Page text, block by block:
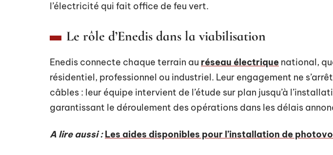
l’électricité qui fait office de feu vert.
Le rôle d’Enedis dans la viabilisation
Enedis connecte chaque terrain au réseau électrique national,
résidentiel, professionnel ou industriel. Leur engagement ne
câbles : leur équipe intervient de l’étude sur plan jusqu’à
garantissant le déroulement des opérations dans les délais
A lire aussi : Les aides disponibles pour l’installation de